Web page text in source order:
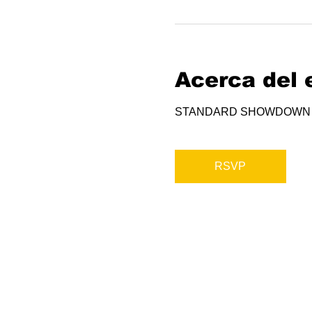
Acerca del
STANDARD SHOWDOWN
RSVP